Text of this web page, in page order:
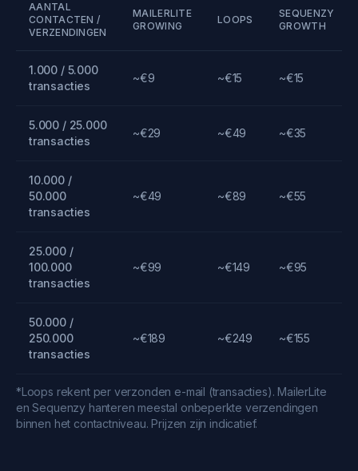
AANTAL
CONTACTEN /
VERZENDINGEN
MAILERLITE
GROWING
LOOPS
SEQUENZY
GROWTH
1.000 / 5.000
transacties
~€9 ~€15 ~€15
5.000 / 25.000
transacties
~€29 ~€49 ~€35
10.000 /
50.000
transacties
~€49 ~€89 ~€55
25.000 /
100.000
transacties
~€99 ~€149 ~€95
50.000 /
250.000
transacties
~€189 ~€249 ~€155
*Loops rekent per verzonden e-mail (transacties). MailerLite
en Sequenzy hanteren meestal onbeperkte verzendingen
binnen het contactniveau. Prijzen zijn indicatief.